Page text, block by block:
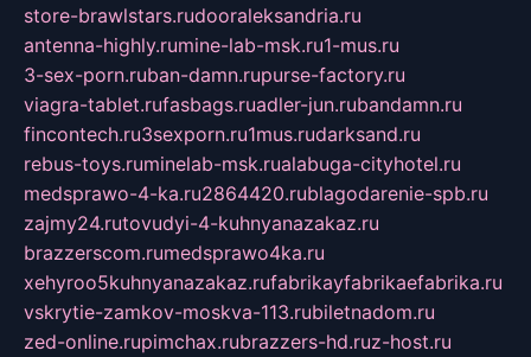
store-brawlstars.rudooraleksandria.ru
antenna-highly.rumine-lab-msk.ru1-mus.ru
3-sex-porn.ruban-damn.rupurse-factory.ru
viagra-tablet.rufasbags.ruadler-jun.rubandamn.ru
fincontech.ru3sexporn.ru1mus.rudarksand.ru
rebus-toys.ruminelab-msk.rualabuga-cityhotel.ru
medsprawo-4-ka.ru2864420.rublagodarenie-spb.ru
zajmy24.rutovudyi-4-kuhnyanazakaz.ru
brazzerscom.rumedsprawo4ka.ru
xehyroo5kuhnyanazakaz.rufabrikayfabrikaefabrika.ru
vskrytie-zamkov-moskva-113.rubiletnadom.ru
zed-online.rupimchax.rubrazzers-hd.ruz-host.ru